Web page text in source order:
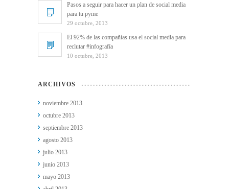
Pasos a seguir para hacer un plan de social media
para tu pyme
29 octubre, 2013
El 92% de las compañías usa el social media para
reclutar #infografía
10 octubre, 2013
ARCHIVOS
noviembre 2013
octubre 2013
septiembre 2013
agosto 2013
julio 2013
junio 2013
mayo 2013